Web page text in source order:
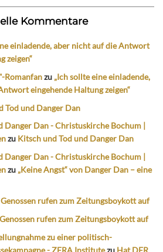
Kommentare
einladende, aber nicht auf die Antwort
zeigen“
Romanfanzu „Ich sollte eine einladende,
eingehende Haltung zeigen“
Tod und Danger Dan
Danger Dan - Christuskirche Bochum |
zu Kitsch und Tod und Danger Dan
Danger Dan - Christuskirche Bochum |
zu „Keine Angst“ von Danger Dan – eine
rufen zum Zeitungsboykott auf
rufen zum Zeitungsboykott auf
zu einer politisch-
- ZERA Institutezu Hat DER